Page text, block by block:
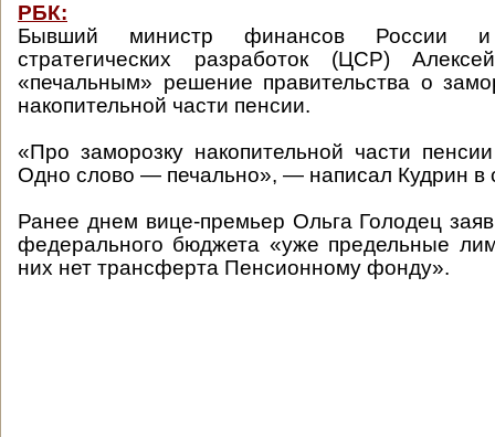
РБК:
Бывший министр финансов России
стратегических разработок (ЦСР)
«печальным» решение правительства о
накопительной части пенсии.
«Про заморозку накопительной части
Одно слово — печально», — написал Кудрин в
Ранее днем вице-премьер Ольга Голодец
федерального бюджета «уже предельные
них нет трансферта Пенсионному фонду».